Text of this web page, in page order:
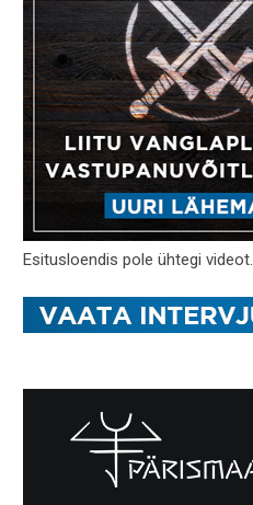
Esitusloendis pole ühtegi videot.